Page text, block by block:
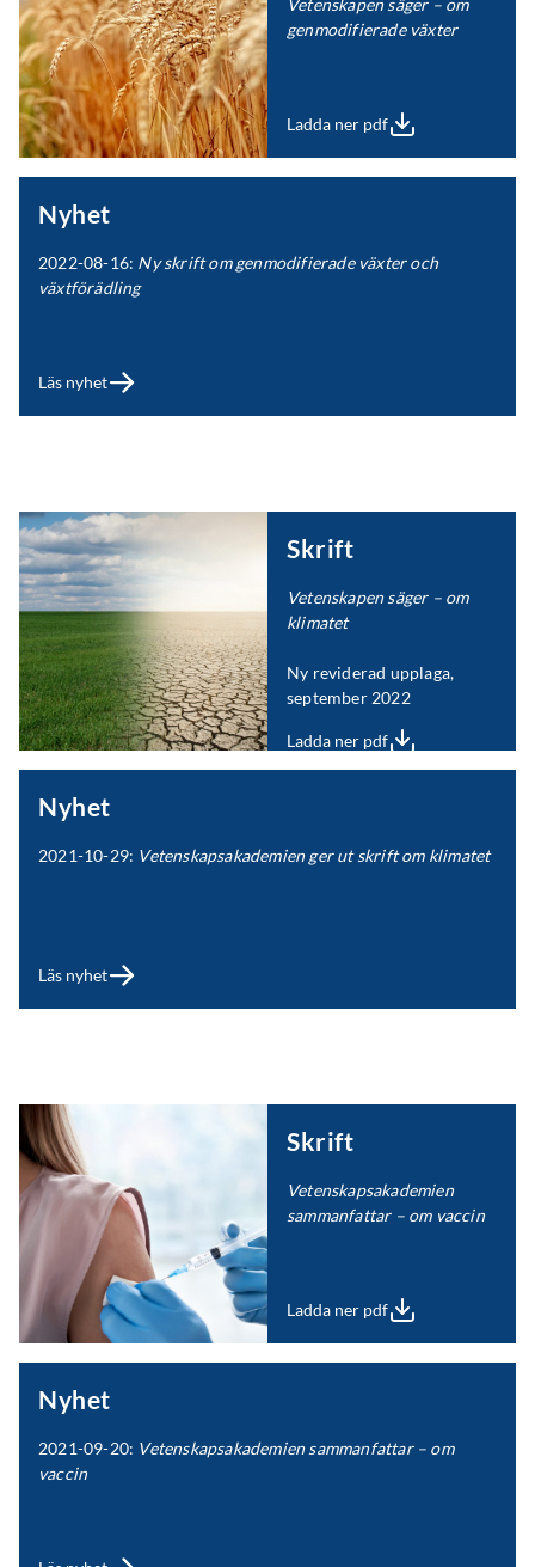
Vetenskapen säger – om
genmodifierade växter
Ladda ner pdf
Nyhet
2022-08-16: Ny skrift om genmodifierade växter och
växtförädling
Läs nyhet
Skrift
Vetenskapen säger – om
klimatet
Ny reviderad upplaga,
september 2022
Ladda ner pdf
Nyhet
2021-10-29: Vetenskapsakademien ger ut skrift om klimatet
Läs nyhet
Skrift
Vetenskapsakademien
sammanfattar – om vaccin
Ladda ner pdf
Nyhet
2021-09-20: Vetenskapsakademien sammanfattar – om
vaccin